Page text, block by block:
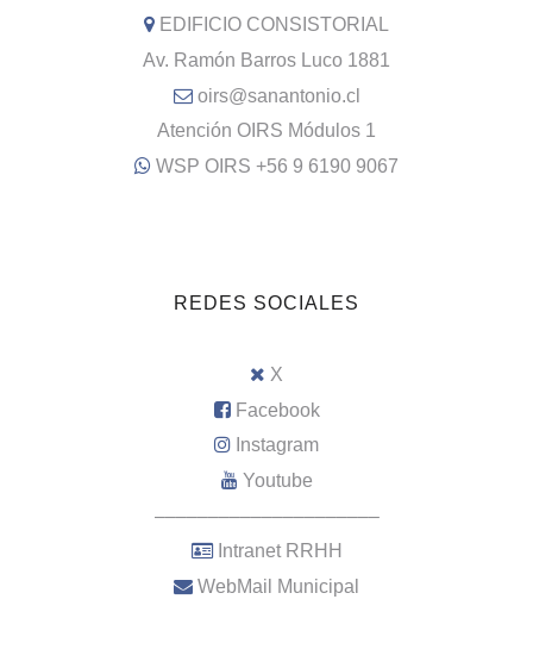
EDIFICIO CONSISTORIAL
Av. Ramón Barros Luco 1881
oirs@sanantonio.cl
Atención OIRS Módulos 1
WSP OIRS +56 9 6190 9067
REDES SOCIALES
X
Facebook
Instagram
Youtube
–––––––––––––––––––––
Intranet RRHH
WebMail Municipal